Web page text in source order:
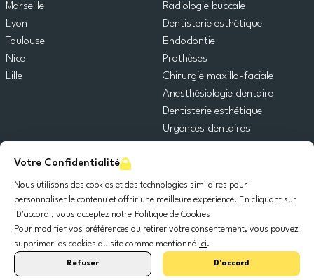
Votre Confidentialité
Nous utilisons des cookies et des technologies similaires pour
personnaliser le contenu et offrir une meilleure expérience. En cliquant sur
'D'accord', vous acceptez notre Politique de Cookies
Pour modifier vos préférences ou retirer votre consentement, vous pouvez
supprimer les cookies du site comme mentionné ici.
Refuser D'accord
Marseille
Lyon
Toulouse
Nice
Lille
Radiologie buccale
Dentisterie esthétique
Endodontie
Prothèses
Chirurgie maxillo-faciale
Anesthésiologie dentaire
Dentisterie esthétique
Urgences dentaires
Chirurgie orale
Implantologie dentaire
Parodontie
© 2025 DocDental. Tous les droits réservés.
United España Polska